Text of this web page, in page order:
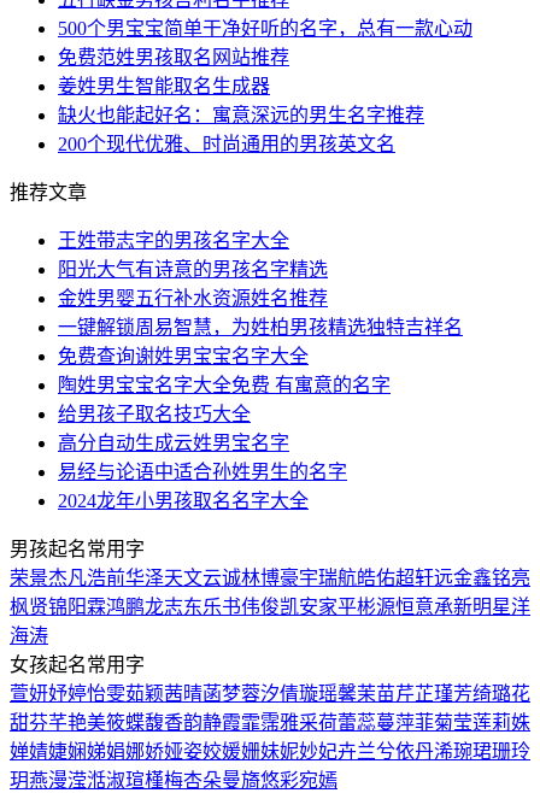
500个男宝宝简单干净好听的名字，总有一款心动
免费范姓男孩取名网站推荐
姜姓男生智能取名生成器
缺火也能起好名：寓意深远的男生名字推荐
200个现代优雅、时尚通用的男孩英文名
推荐文章
王姓带志字的男孩名字大全
阳光大气有诗意的男孩名字精选
金姓男婴五行补水资源姓名推荐
一键解锁周易智慧，为姓柏男孩精选独特吉祥名
免费查询谢姓男宝宝名字大全
陶姓男宝宝名字大全免费 有寓意的名字
给男孩子取名技巧大全
高分自动生成云姓男宝名字
易经与论语中适合孙姓男生的名字
2024龙年小男孩取名名字大全
男孩起名常用字
荣景杰凡浩前华泽天文云诚林博豪宇瑞航皓佑超轩远金鑫铭亮
枫贤锦 阳霖鸿鹏龙志东乐书伟俊凯安家平彬源恒意承新明星洋
海涛
女孩起名常用字
萱妍妤婷怡雯茹颖茜晴菡梦蓉汐倩璇瑶馨茉苗芹芷瑾芳绮璐花
甜芬芊艳美筱蝶馥香韵静霞霏霈雅采荷蕾蕊蔓萍菲菊莹莲莉姝
婵婧婕娴娣娟娜娇娅姿姣媛姗妹妮妙妃卉兰兮依丹浠琬珺珊玲
玥燕漫滢湉淑瑄槿梅杏朵曼旖悠彩宛嫣